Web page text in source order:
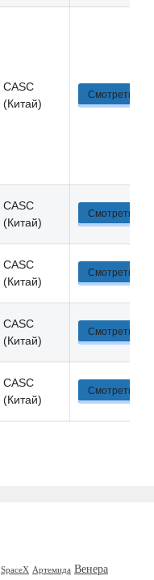
CASC
(Китай)
Смотреть
CASC
(Китай)
Смотреть
CASC
(Китай)
Смотреть
CASC
(Китай)
Смотреть
CASC
(Китай)
Смотреть
SpaceX Артемида Венера